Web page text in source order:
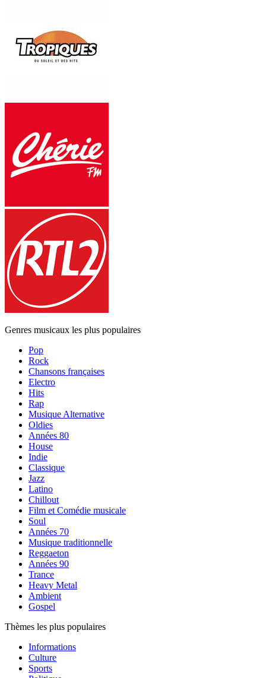
Genres musicaux les plus populaires
Pop
Rock
Chansons françaises
Electro
Hits
Rap
Musique Alternative
Oldies
Années 80
House
Indie
Classique
Jazz
Latino
Chillout
Film et Comédie musicale
Soul
Années 70
Musique traditionnelle
Reggaeton
Années 90
Trance
Heavy Metal
Ambient
Gospel
Thèmes les plus populaires
Informations
Culture
Sports